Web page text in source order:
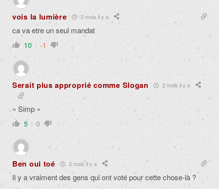
vois la lumière 2 mois il y a
ca va etre un seul mandat
10 -1
Serait plus approprié comme Slogan 2 mois il y a
« Simp »
5 0
Ben oui toé 2 mois il y a
Il y a vraiment des gens qui ont voté pour cette chose-là ?